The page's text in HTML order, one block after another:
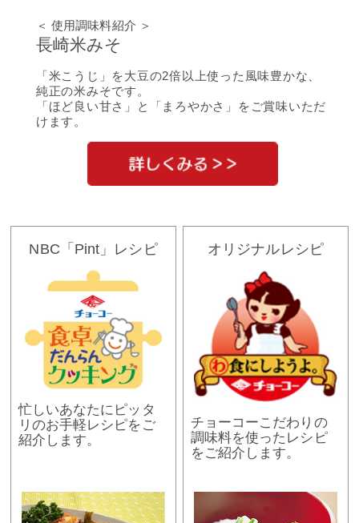
＜ 使用調味料紹介 ＞
長崎米みそ
「米こうじ」を大豆の2倍以上使った風味豊かな、
純正の米みそです。
「ほど良い甘さ」と「まろやかさ」をご賞味いただ
けます。
NBC「Pint」レシピ
忙しいあなたにピッタ
リのお手軽レシピをご
紹介します。
オリジナルレシピ
チョーコーこだわりの
調味料を使ったレシピ
をご紹介します。